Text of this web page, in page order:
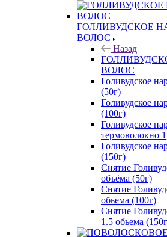
ГОЛЛИВУДСКОЕ
ВОЛОС
Назад
ВОЛОС
Голивудское
(50г)
Голивудское
(100г)
Голивудское
термоволокно
Голивудское
(150г)
Снятие
объёма (50г)
Снятие
обьема (100г)
Снятие
1.5 обьема